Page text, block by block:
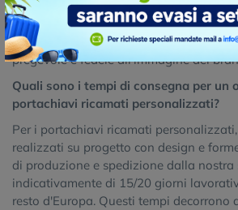
ricamo, la forma del portachiavi, il tipo
bordo (ad esempio, tagliato al laser o
L'obiettivo è creare un prodotto che sia
pregevole e fedele all'immagine del
Quali sono i tempi di consegna per un
portachiavi ricamati personalizzati?
Per i portachiavi ricamati
realizzati su progetto con design e
di produzione e spedizione dalla nostra
indicativamente di 15/20 giorni
resto d'Europa. Questi tempi decorrono